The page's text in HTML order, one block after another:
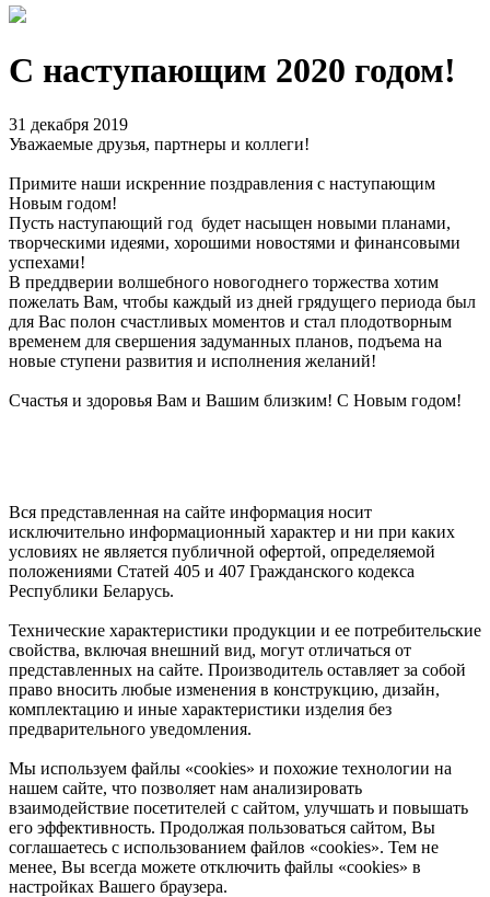
С наступающим 2020 годом!
31 декабря 2019
Уважаемые друзья, партнеры и коллеги!
Примите наши искренние поздравления с наступающим
Новым годом!
Пусть наступающий год будет насыщен новыми планами,
творческими идеями, хорошими новостями и финансовыми
успехами!
В преддверии волшебного новогоднего торжества хотим
пожелать Вам, чтобы каждый из дней грядущего периода был
для Вас полон счастливых моментов и стал плодотворным
временем для свершения задуманных планов, подъема на
новые ступени развития и исполнения желаний!
Счастья и здоровья Вам и Вашим близким! С Новым годом!
Вся представленная на сайте информация носит
исключительно информационный характер и ни при каких
условиях не является публичной офертой, определяемой
положениями Статей 405 и 407 Гражданского кодекса
Республики Беларусь.
Технические характеристики продукции и ее потребительские
свойства, включая внешний вид, могут отличаться от
представленных на сайте. Производитель оставляет за собой
право вносить любые изменения в конструкцию, дизайн,
комплектацию и иные характеристики изделия без
предварительного уведомления.
Мы используем файлы «cookies» и похожие технологии на
нашем сайте, что позволяет нам анализировать
взаимодействие посетителей с сайтом, улучшать и повышать
его эффективность. Продолжая пользоваться сайтом, Вы
соглашаетесь с использованием файлов «cookies». Тем не
менее, Вы всегда можете отключить файлы «cookies» в
настройках Вашего браузера.